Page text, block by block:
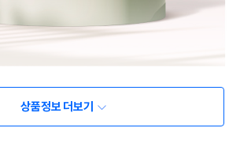
상품정보 더보기